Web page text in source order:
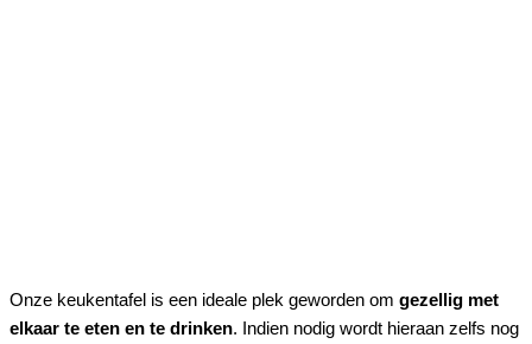
Onze keukentafel is een ideale plek geworden om gezellig met
elkaar te eten en te drinken. Indien nodig wordt hieraan zelfs nog